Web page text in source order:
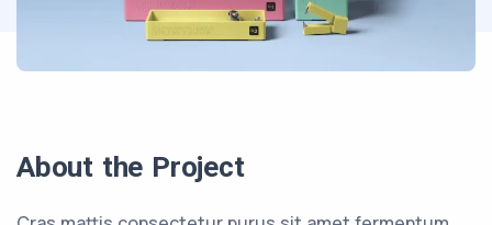
About the Project